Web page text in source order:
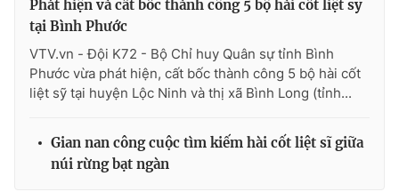
Phát hiện và cất bốc thành công 5 bộ hài cốt liệt sỹ
tại Bình Phước
VTV.vn - Đội K72 - Bộ Chỉ huy Quân sự tỉnh Bình
Phước vừa phát hiện, cất bốc thành công 5 bộ hài cốt
liệt sỹ tại huyện Lộc Ninh và thị xã Bình Long (tỉnh...
Gian nan công cuộc tìm kiếm hài cốt liệt sĩ giữa
núi rừng bạt ngàn